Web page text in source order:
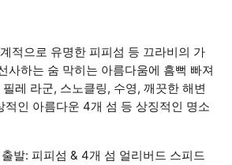
적으로 유명한 피피섬 등 끄라비의 가
사하는 숨 막히는 아름다움에 흠뻑 빠져
레 라군, 스노클링, 수영, 깨끗한 해변
적인 아름다운 4개 섬 등 상징적인 명소
발: 피피섬 & 4개 섬 얼리버드 스피드